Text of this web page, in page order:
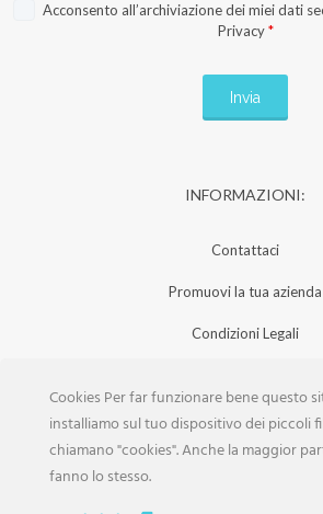
Acconsento all’archiviazione dei miei dati
Privacy *
INFORMAZIONI:
Contattaci
Promuovi la tua azienda
Condizioni Legali
Iscrizione Aziende
Scarica la Rivista
Cookies Per far funzionare bene questo
installiamo sul tuo dispositivo dei piccoli
chiamano "cookies". Anche la maggior
fanno lo stesso.